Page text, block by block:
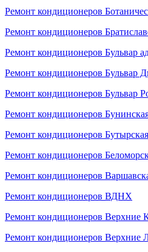
Ремонт кондиционеров
Ремонт кондиционеров
Ремонт кондиционеров Бульвар
Ремонт кондиционеров Бульвар
Ремонт кондиционеров Бульвар
Ремонт кондиционеров
Ремонт кондиционеров Бутырская
Ремонт кондиционеров
Ремонт кондиционеров
Ремонт кондиционеров ВДНХ
Ремонт кондиционеров Верхние
Ремонт кондиционеров Верхние